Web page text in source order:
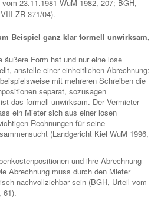
23.11.1981 WuM 1982, 207; BGH,
ZR 371/04).
Beispiel ganz klar formell unwirksam,
äußere Form hat und nur eine lose
anstelle einer einheitlichen Abrechnung:
mit mehreren Schreiben die
separat, sozusagen
das formell unwirksam. Der Vermieter
ein Mieter sich aus einer losen
Rechnungen für seine
(Landgericht Kiel WuM 1996,
und ihre Abrechnung
Abrechnung muss durch den Mieter
nachvollziehbar sein (BGH, Urteil vom
61).